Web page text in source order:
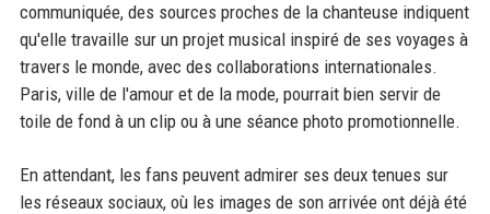
communiquée, des sources proches de la chanteuse indiquent
qu'elle travaille sur un projet musical inspiré de ses voyages à
travers le monde, avec des collaborations internationales.
Paris, ville de l'amour et de la mode, pourrait bien servir de
toile de fond à un clip ou à une séance photo promotionnelle.
En attendant, les fans peuvent admirer ses deux tenues sur
les réseaux sociaux, où les images de son arrivée ont déjà été